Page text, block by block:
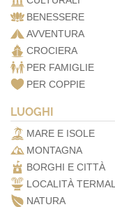
BENESSERE
AVVENTURA
CROCIERA
PER FAMIGLIE
PER COPPIE
LUOGHI
MARE E ISOLE
MONTAGNA
BORGHI E CITTÀ
LOCALITÀ
NATURA